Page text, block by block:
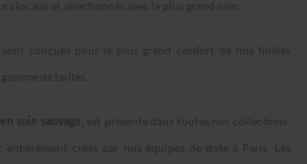
locaux et sélectionnés avec le plus grand soin.
conçues pour le plus grand confort de nos fidèles
de tailles.
soie sauvage, est présente dans toutes nos collections.
créés par nos équipes de style à Paris. Les